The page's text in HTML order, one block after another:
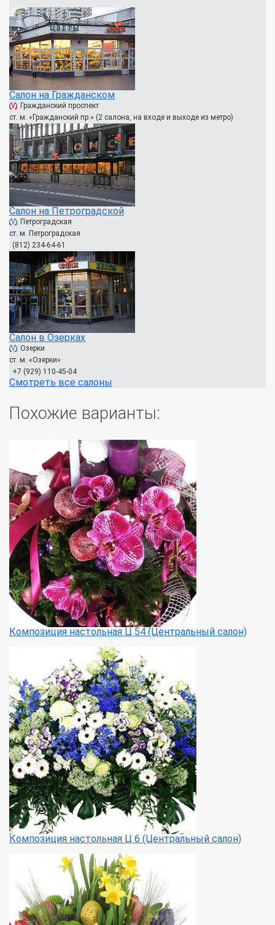
Салон на Гражданском
Гражданский проспект
ст. м. «Гражданский пр.» (2 салона, на входе и выходе из метро)
Салон на Петроградской
Петроградская
ст. м. Петроградская
(812) 234-64-61
Салон в Озерках
Озерки
ст. м. «Озерки»
+7 (929) 110-45-04
Смотреть все салоны
Похожие варианты:
Композиция настольная Ц 54 (Центральный салон)
Композиция настольная Ц 6 (Центральный салон)